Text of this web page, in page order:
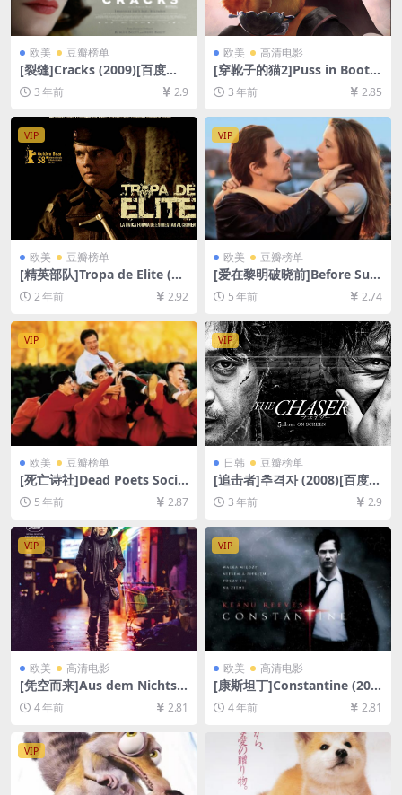
欧美 豆瓣榜单
[裂缝]Cracks (2009)[百度网
盘+夸克网盘1080P超清未删
减资源][网盘在线播放/下载]
3 年前 2.9
欧美 高清电影
[穿靴子的猫2]Puss in Boots:
The Last Wish (2022)[百度
网盘+迅雷云盘资源1080P超
幕]
3 年前 2.85
VIP
欧美 豆瓣榜单
[精英部队]Tropa de Elite (20
07)[百度网盘+夸克网盘1080P
超清未删减资源][网盘在线播
放/下载][MP4/7.3GB][中英字
幕]
2 年前 2.92
VIP
欧美 豆瓣榜单
[爱在黎明破晓前]Before Sun
rise (1995)[百度网盘+迅雷云
盘资源1080P超清未删减][MP
4/6.4GB][中英字幕]
5 年前 2.74
VIP
欧美 豆瓣榜单
[死亡诗社]Dead Poets Socie
ty (1989)[百度网盘+迅雷云盘
资源1080P超清未删减][MP4/
8.3GB][中英字幕]
5 年前 2.87
VIP
日韩 豆瓣榜单
[追击者]추격자 (2008)[百度网
盘+夸克网盘1080P超清未删
减资源][网盘在线播放/下载]
[MP4/7.5GB][韩语中字]
3 年前 2.9
VIP
欧美 高清电影
[凭空而来]Aus dem Nichts
(2017)[百度网盘+迅雷云盘资
源1080P超清未删减][MP4/6.
4 年前 2.81
VIP
欧美 高清电影
[康斯坦丁]Constantine (200
5)[百度网盘+夸克网盘+迅雷云
盘资源1080P超清未删减][MP
4 年前 2.81
VIP